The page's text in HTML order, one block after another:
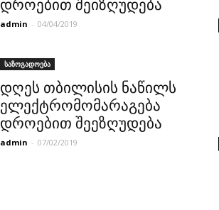
დროებით შეიზღუდება
admin - 04/04/2019
საზოგადოება
დღეს თბილისის ნაწილს
ელექტრომომარაგება
დროებით შეეზღუდება
admin - 07/02/2019